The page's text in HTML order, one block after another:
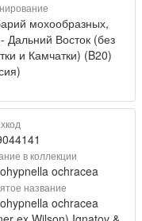
мохообразных,
Дальний Восток (без
и Камчатки) (B20)
в коллекции
ochracea
название
ochracea